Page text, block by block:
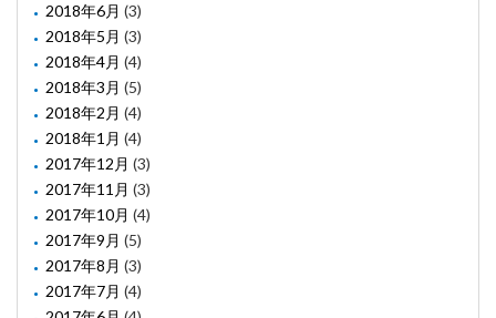
2018年6月 (3)
2018年5月 (3)
2018年4月 (4)
2018年3月 (5)
2018年2月 (4)
2018年1月 (4)
2017年12月 (3)
2017年11月 (3)
2017年10月 (4)
2017年9月 (5)
2017年8月 (3)
2017年7月 (4)